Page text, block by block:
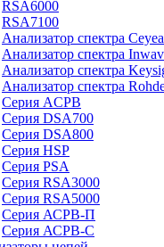
RSA6000
RSA7100
Анализатор спектра
Анализатор спектра
Анализатор спектра
Анализатор спектра
Серия ACPB
Серия DSA700
Серия DSA800
Серия HSP
Серия PSA
Серия RSA3000
Серия RSA5000
Серия АСРВ-П
Серия АСРВ-С